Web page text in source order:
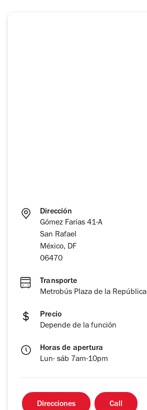
Dirección
Gómez Farías 41-A
San Rafael
México, DF
06470
Transporte
Metrobús Plaza de la República
Precio
Depende de la función
Horas de apertura
Lun- sáb 7am-10pm
Direcciones Call